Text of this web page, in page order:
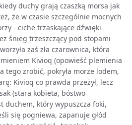
duchy grają czaszką morsa jak
że w czasie szczególnie mocnych
- ciche trzaskające dźwięki
śnieg trzeszczący pod stopami
zaś zła czarownica, która
Kivioq (opowieść plemienia
tego zrobić, pokryła morze lodem,
Kivioq co prawda przeżył, lecz
(stara kobieta, bóstwo
duchem, który wypuszcza foki,
się pogniewa, zapanuje głód